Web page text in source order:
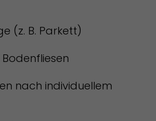
(z. B. Parkett)
nach individuellem